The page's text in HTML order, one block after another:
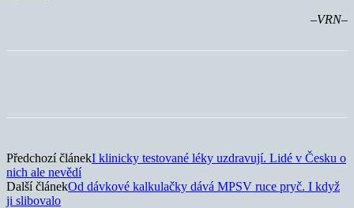
–VRN–
Předchozí článekI klinicky testované léky uzdravují. Lidé v Česku o
nich ale nevědí
Další článekOd dávkové kalkulačky dává MPSV ruce pryč. I když
ji slibovalo